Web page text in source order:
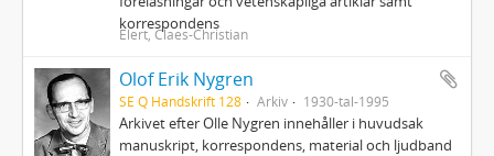
korrespondens
Elert, Claes-Christian
Olof Erik Nygren
SE Q Handskrift 128 Arkiv 1930-tal-1995
Arkivet efter Olle Nygren innehåller i huvudsak
manuskript, korrespondens, material och ljudband